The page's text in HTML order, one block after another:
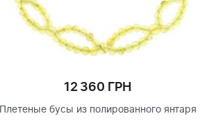
12 360 ГРН
Плетеные бусы из полированного янтаря